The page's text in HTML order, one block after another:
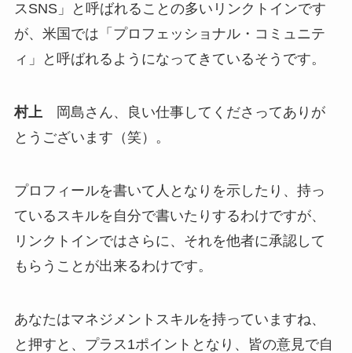
スSNS」と呼ばれることの多いリンクトインです
が、米国では「プロフェッショナル・コミュニテ
ィ」と呼ばれるようになってきているそうです。
村上岡島さん、良い仕事してくださってありが
とうございます（笑）。
プロフィールを書いて人となりを示したり、持っ
ているスキルを自分で書いたりするわけですが、
リンクトインではさらに、それを他者に承認して
もらうことが出来るわけです。
あなたはマネジメントスキルを持っていますね、
と押すと、プラス1ポイントとなり、皆の意見で自